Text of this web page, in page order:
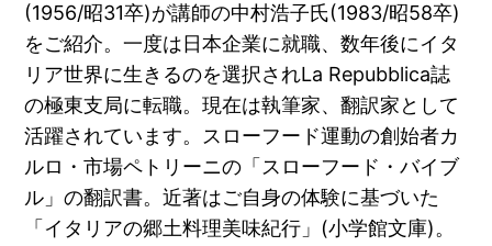
(1956/昭31卒)が講師の中村浩子氏(1983/昭58卒)
をご紹介。一度は日本企業に就職、数年後にイタ
リア世界に生きるのを選択されLa Repubblica誌
の極東支局に転職。現在は執筆家、翻訳家として
活躍されています。スローフード運動の創始者カ
ルロ・市場ペトリーニの「スローフード・バイブ
ル」の翻訳書。近著はご自身の体験に基づいた
「イタリアの郷土料理美味紀行」(小学館文庫)。